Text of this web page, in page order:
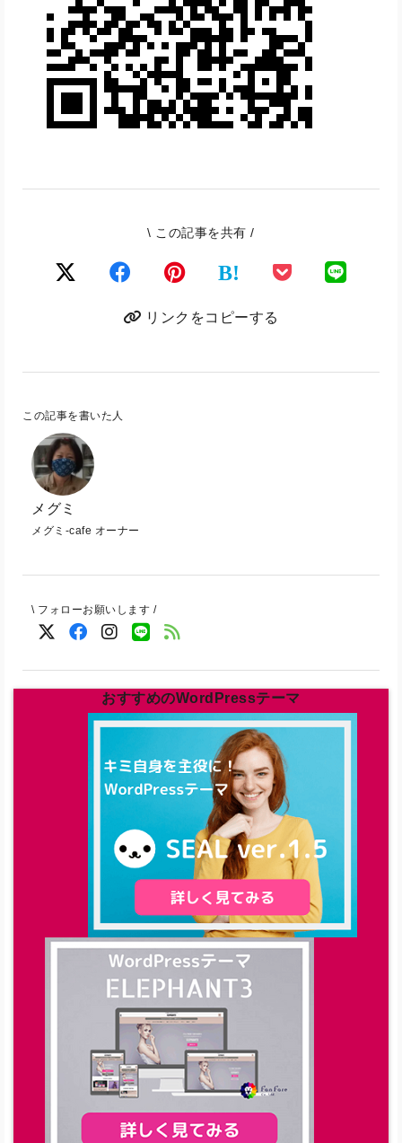
\ この記事を共有 /
B!
リンクをコピーする
この記事を書いた人
メグミ
メグミ-cafe オーナー
\ フォローお願いします /
おすすめのWordPressテーマ